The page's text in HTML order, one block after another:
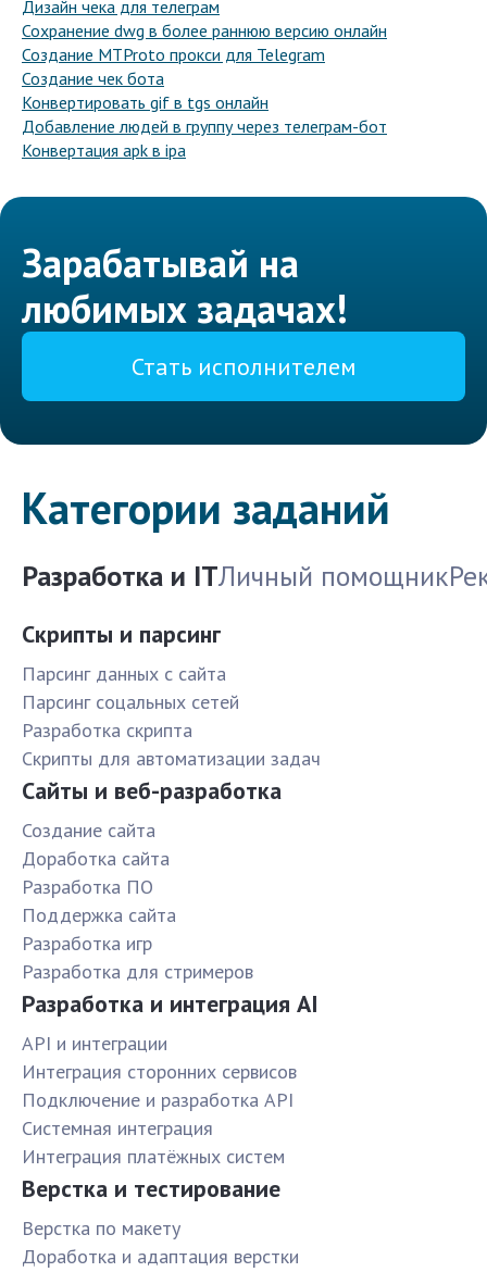
Дизайн чека для телеграм
Сохранение dwg в более раннюю версию онлайн
Создание MTProto прокси для Telegram
Создание чек бота
Конвертировать gif в tgs онлайн
Добавление людей в группу через телеграм-бот
Конвертация apk в ipa
Зарабатывай на
любимых задачах!
Стать исполнителем
Категории заданий
Разработка и ITЛичный помощник
Скрипты и парсинг
Парсинг данных с сайта
Парсинг соцальных сетей
Разработка скрипта
Скрипты для автоматизации задач
Сайты и веб-разработка
Создание сайта
Доработка сайта
Разработка ПО
Поддержка сайта
Разработка игр
Разработка для стримеров
Разработка и интеграция AI
API и интеграции
Интеграция сторонних сервисов
Подключение и разработка API
Системная интеграция
Интеграция платёжных систем
Верстка и тестирование
Верстка по макету
Доработка и адаптация верстки